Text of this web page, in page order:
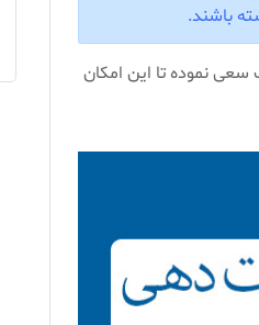
سعی نموده تا این امکان